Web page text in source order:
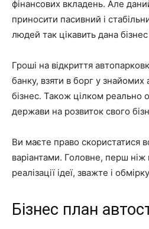
фінансових вкладень. Але
приносити пасивний і
людей так цікавить дана бізнес
Гроші на відкриття
банку, взяти в борг у знайомих
бізнес. Також цілком реально
держави на розвиток свого
Ви маєте право скористатися
варіантами. Головне, перш ніж
реалізації ідеї, зважте і
Бізнес план